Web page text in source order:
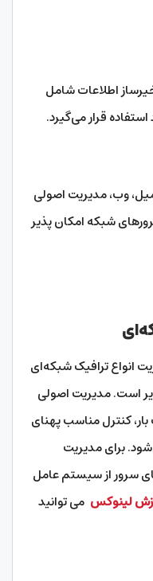
اطلاعات شامل
استفاده قرار می‌گیرد.
وب، مدیریت اصولی
شبکه امکان پذیر
انواع ترافیک شبکه‌ای
است. مدیریت اصولی
کنترل مناسب پهنای
برای مدیریت
سرور از سیستم عامل
لینوکس می توانید